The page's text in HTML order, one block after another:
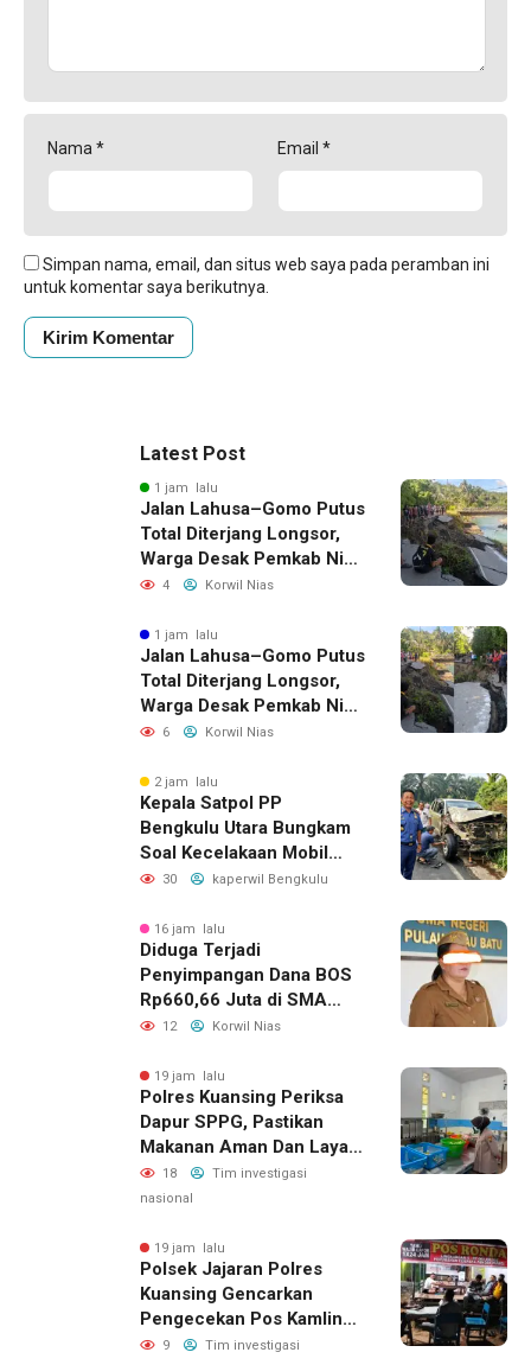
Nama * Email *
Simpan nama, email, dan situs web saya pada peramban ini
untuk komentar saya berikutnya.
Latest Post
1 jam lalu
Jalan Lahusa–Gomo Putus
Total Diterjang Longsor,
Warga Desak Pemkab Nias
Selatan Bergerak Cepat
4 Korwil Nias
1 jam lalu
Jalan Lahusa–Gomo Putus
Total Diterjang Longsor,
Warga Desak Pemkab Nias
Selatan Bergerak Cepat
6 Korwil Nias
2 jam lalu
Kepala Satpol PP
Bengkulu Utara Bungkam
Soal Kecelakaan Mobil
Dinas yang Dikemudikan
30 kaperwil Bengkulu
16 jam lalu
Diduga Terjadi
Penyimpangan Dana BOS
Rp660,66 Juta di SMA
Negeri 1 Pulau-Pulau
Belanja Bernilai Besar Jadi
Sorotan; LSM GEMPUR
Siapkan Laporan ke
Kejaksaan
12 Korwil Nias
19 jam lalu
Polres Kuansing Periksa
Dapur SPPG, Pastikan
Makanan Aman Dan Layak
Dikonsumsi
18
Tim investigasi
nasional
19 jam lalu
Polsek Jajaran Polres
Kuansing Gencarkan
Pengecekan Pos Kamling,
Kapolres Ajak Warga Aktif
9
Tim investigasi